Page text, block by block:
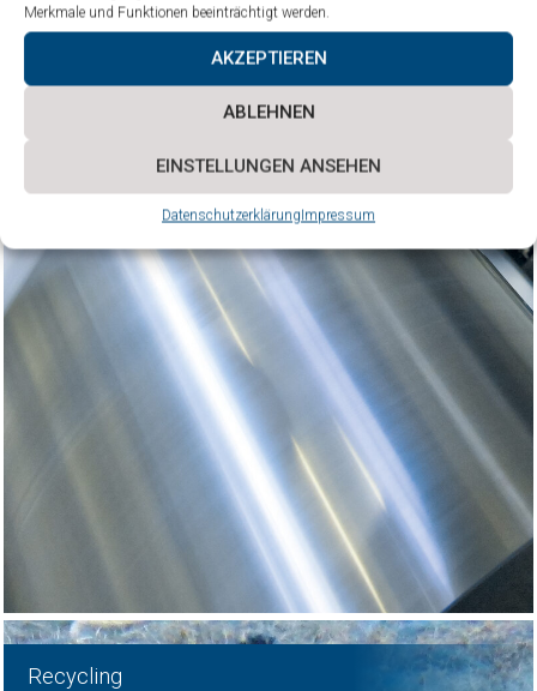
Merkmale und Funktionen beeinträchtigt werden.
AKZEPTIEREN
ABLEHNEN
EINSTELLUNGEN ANSEHEN
DatenschutzerklärungImpressum
Recycling